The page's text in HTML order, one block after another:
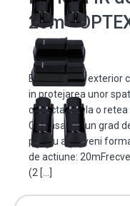
20m -
Bariera IR de exterior
in protejarea unor
conectatata la o retea
Carcasa are un grad
pentru a preveni
de actiune:
(2 […]